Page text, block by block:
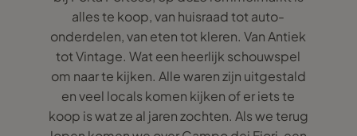
alles te koop, van huisraad tot auto-
onderdelen, van eten tot kleren. Van Antiek
tot Vintage. Wat een heerlijk schouwspel
om naar te kijken. Alle waren zijn uitgestald
en veel locals komen kijken of er iets te
koop is wat ze al jaren zochten. Als we terug